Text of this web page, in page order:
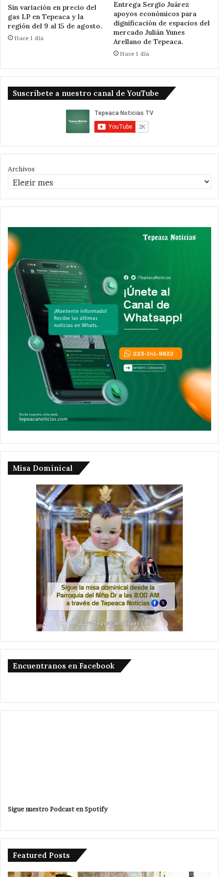
Sin variación en precio del
gas LP en Tepeaca y la
región del 9 al 15 de agosto.
Hace 1 día
Entrega Sergio Juárez
apoyos económicos para
dignificación de espacios del
mercado Julián Yunes
Arellano de Tepeaca.
Hace 1 día
Suscribete a nuestro canal de YouTube
Archivos
Misa Dominical
Encuentranos en Facebook
Sigue nuestro Podcast en Spotify
Featured Posts